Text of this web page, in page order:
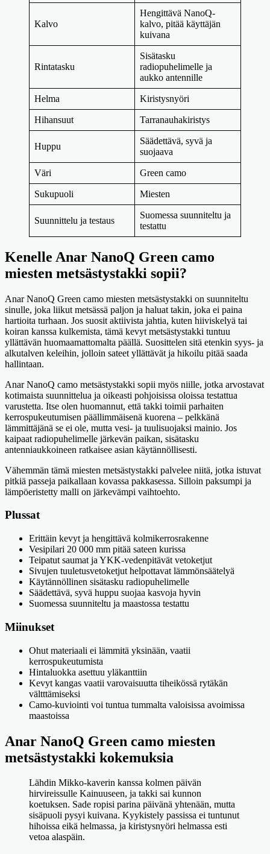
Kalvo
Hengittävä NanoQ-
kalvo, pitää käyttäjän
kuivana
Rintatasku
Sisätasku
radiopuhelimelle ja
aukko antennille
Helma Kiristysnyöri
Hihansuut Tarranauhakiristys
Huppu
Säädettävä, syvä ja
suojaava
Väri Green camo
Sukupuoli Miesten
Suunnittelu ja testaus
Suomessa suunniteltu ja
testattu
Kenelle Anar NanoQ Green camo
miesten metsästystakki sopii?
Anar NanoQ Green camo miesten metsästystakki on suunniteltu
sinulle, joka liikut metsässä paljon ja haluat takin, joka ei paina
hartioita turhaan. Jos suosit aktiivista jahtia, kuten hiiviskelyä tai
koiran kanssa kulkemista, tämä kevyt metsästystakki tuntuu
yllättävän huomaamattomalta päällä. Suosittelen sitä etenkin syys- ja
alkutalven keleihin, jolloin sateet yllättävät ja hikoilu pitää saada
hallintaan.
Anar NanoQ camo metsästystakki sopii myös niille, jotka arvostavat
kotimaista suunnittelua ja oikeasti pohjoisissa oloissa testattua
varustetta. Itse olen huomannut, että takki toimii parhaiten
kerrospukeutumisen päällimmäisenä kuorena – pelkkänä
lämmittäjänä se ei ole, mutta vesi- ja tuulisuojaksi mainio. Jos
kaipaat radiopuhelimelle järkevän paikan, sisätasku
antenniaukkoineen ratkaisee asian käytännöllisesti.
Vähemmän tämä miesten metsästystakki palvelee niitä, jotka istuvat
pitkiä passeja paikallaan kovassa pakkasessa. Silloin paksumpi ja
lämpöeristetty malli on järkevämpi vaihtoehto.
Plussat
Erittäin kevyt ja hengittävä kolmikerrosrakenne
Vesipilari 20 000 mm pitää sateen kurissa
Teipatut saumat ja YKK-vedenpitävät vetoketjut
Sivujen tuuletusvetoketjut helpottavat lämmönsäätelyä
Käytännöllinen sisätasku radiopuhelimelle
Säädettävä, syvä huppu suojaa kasvoja hyvin
Suomessa suunniteltu ja maastossa testattu
Miinukset
Ohut materiaali ei lämmitä yksinään, vaatii
kerrospukeutumista
Hintaluokka asettuu yläkanttiin
Kevyt kangas vaatii varovaisuutta tiheikössä rytäkän
vältttämiseksi
Camo-kuviointi voi tuntua tummalta valoisissa avoimissa
maastoissa
Anar NanoQ Green camo miesten
metsästystakki kokemuksia
Lähdin Mikko-kaverin kanssa kolmen päivän
hirvireissulle Kainuuseen, ja takki sai kunnon
koetuksen. Sade ropisi parina päivänä yhtenään, mutta
sisäpuoli pysyi kuivana. Kyykistely passissa ei tuntunut
hihoissa eikä helmassa, ja kiristysnyöri helmassa esti
vetoa alaspäin.